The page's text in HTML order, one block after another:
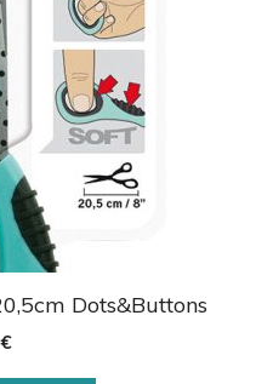
Dots&Buttons
€